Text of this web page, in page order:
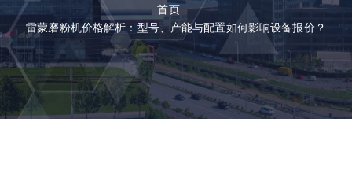
首页
雷蒙磨粉机价格解析：型号、产能与配置如何影响设备报价？